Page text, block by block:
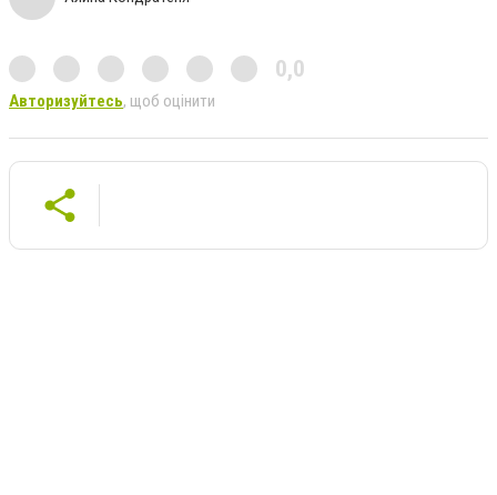
0,0
Авторизуйтесь, щоб оцінити